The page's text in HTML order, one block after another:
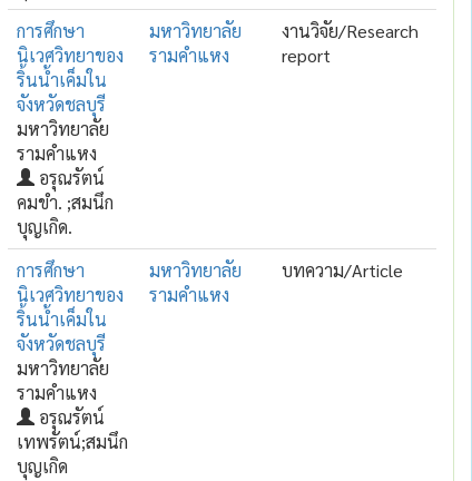
การศึกษา
นิเวศวิทยาของ
ริ้นน้ำเค็มใน
จังหวัดชลบุรี
มหาวิทยาลัย
รามคำแหง
อรุณรัตน์
คมขำ. ;สมนึก
บุญเกิด.
มหาวิทยาลัย
รามคำแหง
งานวิจัย/Research
report
การศึกษา
นิเวศวิทยาของ
ริ้นน้ำเค็มใน
จังหวัดชลบุรี
มหาวิทยาลัย
รามคำแหง
อรุณรัตน์
เทพรัตน์;สมนึก
บุญเกิด
มหาวิทยาลัย
รามคำแหง
บทความ/Article